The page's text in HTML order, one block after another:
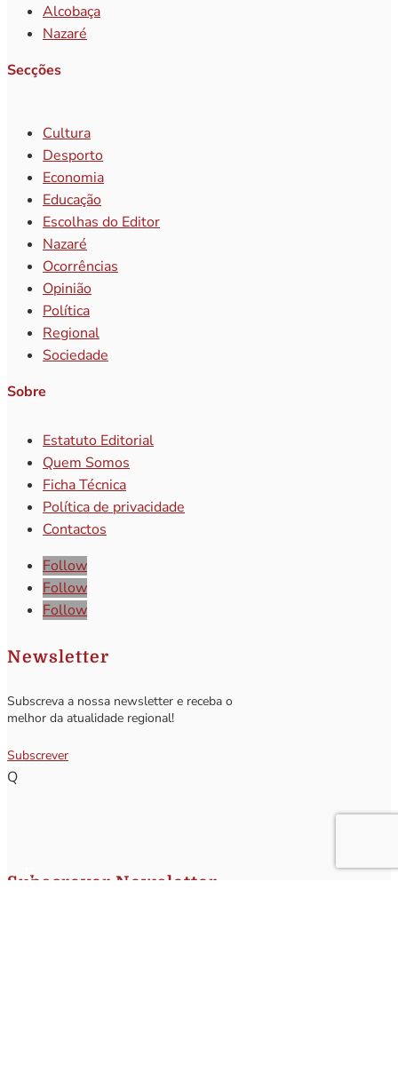
Alcobaça
Nazaré
Secções
Cultura
Desporto
Economia
Educação
Escolhas do Editor
Nazaré
Ocorrências
Opinião
Política
Regional
Sociedade
Sobre
Estatuto Editorial
Quem Somos
Ficha Técnica
Política de privacidade
Contactos
Follow
Follow
Follow
Newsletter
Subscreva a nossa newsletter e receba o
melhor da atualidade regional!
Subscrever
Q
Subscrever Newsletter